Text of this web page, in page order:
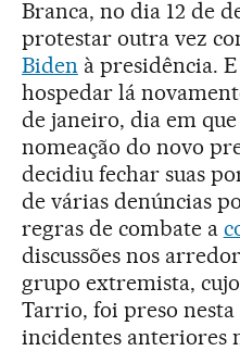
Branca, no dia 12 de
protestar outra vez
Biden à presidência.
hospedar lá
de janeiro, dia em
nomeação do novo
decidiu fechar suas
de várias denúncias
regras de combate a
discussões nos
grupo extremista,
Tarrio, foi preso
incidentes anteriores